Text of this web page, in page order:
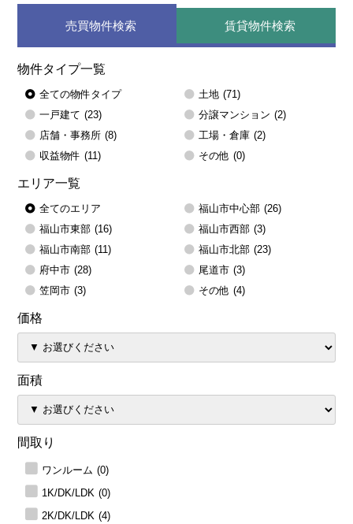
売買物件検索 賃貸物件検索
物件タイプ一覧
全ての物件タイプ 土地 (71)
一戸建て (23) 分譲マンション (2)
店舗・事務所 (8) 工場・倉庫 (2)
収益物件 (11) その他 (0)
エリア一覧
全てのエリア
福山市東部 (16) 福山市西部 (3)
福山市南部 (11) 福山市北部 (23)
福山市中心部 (26)
府中市 (28) 尾道市 (3)
笠岡市 (3) その他 (4)
価格
面積
間取り
ワンルーム (0)
1K/DK/LDK (0)
2K/DK/LDK (4)